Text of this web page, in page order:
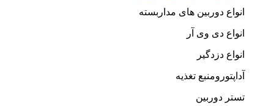
انواع دوربین های مداربسته
انواع دی وی آر
انواع دزدگیر
آداپتورومنبع تغذیه
تستر دوربین